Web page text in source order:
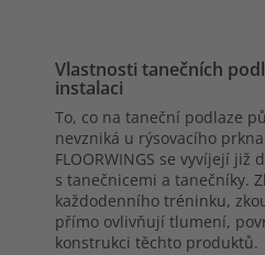
Vlastnosti tanečních
instalaci
To, co na taneční podlaze
nevzniká u rýsovacího
FLOORWINGS se vyvíjejí
s tanečnicemi a tanečníky.
každodenního tréninku,
přímo ovlivňují tlumení,
konstrukci těchto produktů.